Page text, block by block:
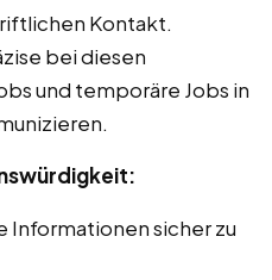
Kontakt.
bei diesen
und temporäre Jobs in
Informationen sicher zu